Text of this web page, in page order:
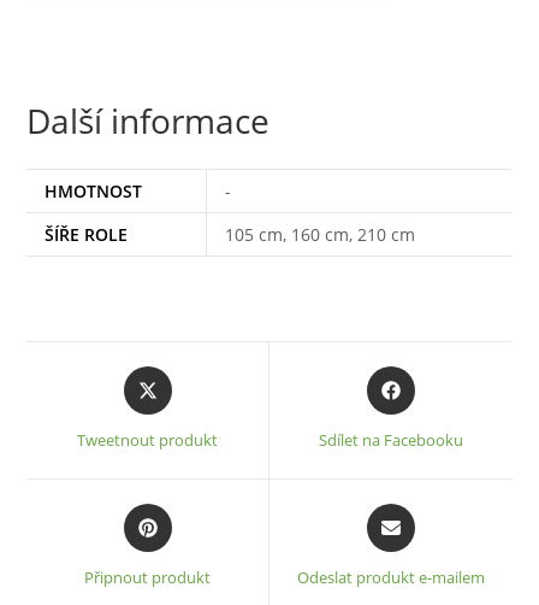
Další informace
HMOTNOST
-
ŠÍŘE ROLE
105 cm, 160 cm, 210 cm
Opens
in
new
Tweetnout produkt
Opens
in
new
Sdílet na Facebooku
Opens
in
new
Připnout produkt
Opens
in
new
Odeslat produkt e-mailem